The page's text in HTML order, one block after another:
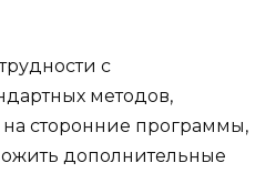
с
методов,
сторонние программы,
дополнительные